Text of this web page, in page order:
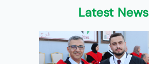
Latest News